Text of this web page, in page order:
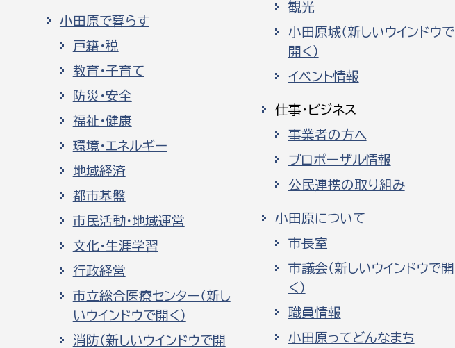
小田原で暮らす
戸籍・税
教育・子育て
防災・安全
福祉・健康
環境・エネルギー
地域経済
都市基盤
市民活動・地域運営
文化・生涯学習
行政経営
市立総合医療センター（新し
いウインドウで開く）
消防（新しいウインドウで開
観光
小田原城（新しいウインドウで
開く）
イベント情報
仕事・ビジネス
事業者の方へ
プロポーザル情報
公民連携の取り組み
小田原について
市長室
市議会（新しいウインドウで開
く）
職員情報
小田原ってどんなまち